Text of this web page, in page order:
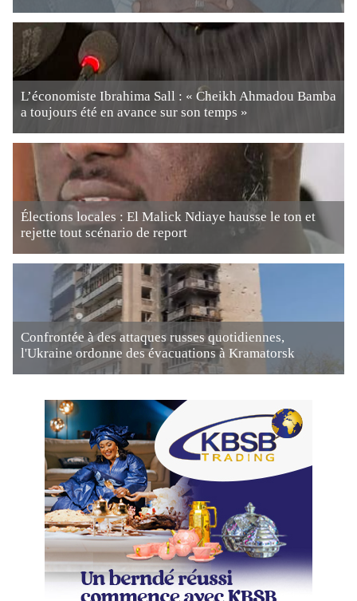
L’économiste Ibrahima Sall : « Cheikh Ahmadou Bamba
a toujours été en avance sur son temps »
Élections locales : El Malick Ndiaye hausse le ton et
rejette tout scénario de report
Confrontée à des attaques russes quotidiennes,
l'Ukraine ordonne des évacuations à Kramatorsk